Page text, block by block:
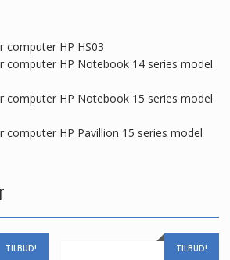
HP HS03
HP Notebook 14 series model
HP Notebook 15 series model
HP Pavillion 15 series model
TILBUD! TILBUD!